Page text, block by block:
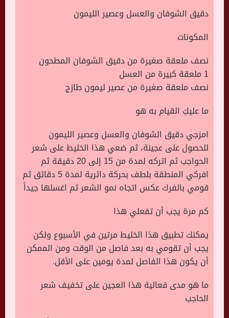
دقيق الشوفان والعسل وعصير الليمون
المكونات
نصف ملعقة صغيرة من دقيق الشوفان المطحون
1 ملعقة كبيرة من العسل
نصف ملعقة صغيرة من عصير ليمون طازج
ما عليكِ القيام به هو
امزجي دقيق الشوفان والعسل وعصير الليمون
للحصول على عجينة، ثم ضعي هذا الخليط على شعر
الحواجب ثم اتركه لمدة من 15 إلى 20 دقيقة ثم
افركي المنطقة بلطف بحركة دائرية لمدة 5 دقائق ثم
قومي بالفرك عكس اتجاه نمو الشعر ثم اغسلها جيداً
كم مرة يجب أن تفعلي هذا
يمكنك تطبيق هذا الخليط مرتين في الأسبوع ولكن
يجب أن تقومي به بعد فاصل من الوقت ومن الممكن
أن يكون هذا الفاصل لمدة يومين على الأقل.
ما هو مدى فعالية هذا العجين على تخفيف شعر
الحاجب